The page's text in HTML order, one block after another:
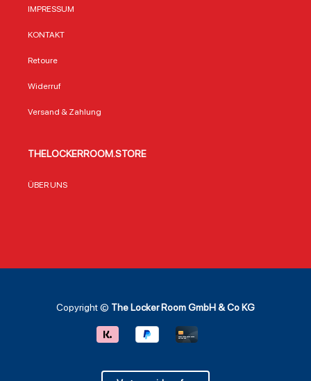
IMPRESSUM
KONTAKT
Retoure
Widerruf
Versand & Zahlung
THELOCKERROOM.STORE
ÜBER UNS
Copyright © The Locker Room GmbH & Co KG